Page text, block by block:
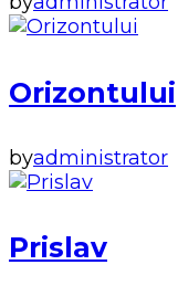
Orizontului
byadministrator
Prislav